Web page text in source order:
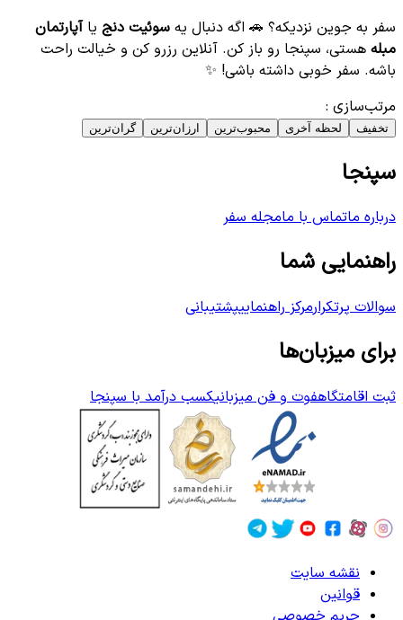
سفر به جوین نزدیکه؟ 🚗 اگه دنبال یه سوئیت دنج یاآپارتمان
مبله هستی، سپنجا رو باز کن. آنلاین رزرو کن و خیالت راحت
باشه. سفر خوبی داشته باشی! ✨
مرتب‌سازی :
تخفیف لحظه آخری محبوب‌ترین ارزان‌ترین گران‌ترین
سپنجا
درباره ماتماس با مامجله سفر
راهنمایی شما
سوالات پرتکرارمرکز راهنماییپشتیبانی
برای میزبان‌ها
ثبت اقامتگاهفوت و فن میزبانیکسب درآمد با سپنجا
نقشه سایت
قوانین